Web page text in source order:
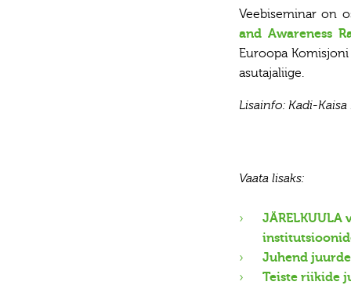
Veebiseminar on
and Awareness
Euroopa
asutajaliige.
Lisainfo: Kadi-
Vaata lisaks:
Juhend
Teiste riikide